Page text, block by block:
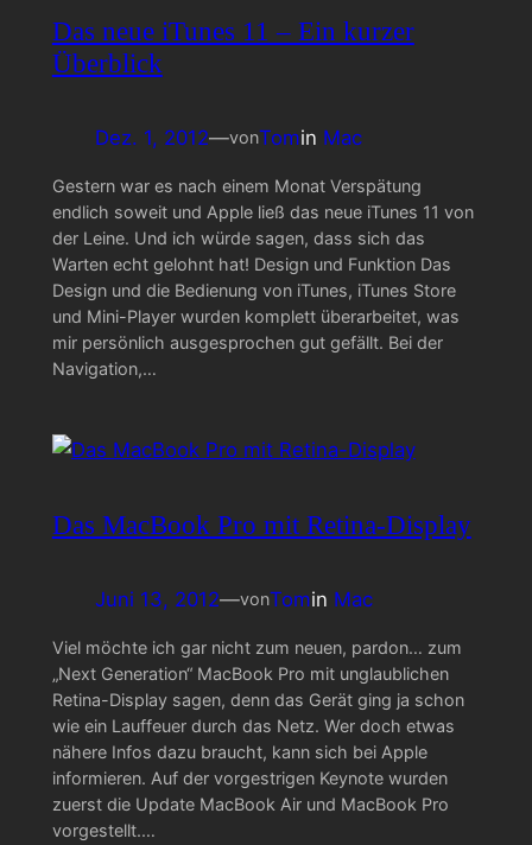
Das neue iTunes 11 – Ein kurzer
Überblick
Dez. 1, 2012—vonTomin Mac
Gestern war es nach einem Monat Verspätung
endlich soweit und Apple ließ das neue iTunes 11 von
der Leine. Und ich würde sagen, dass sich das
Warten echt gelohnt hat! Design und Funktion Das
Design und die Bedienung von iTunes, iTunes Store
und Mini-Player wurden komplett überarbeitet, was
mir persönlich ausgesprochen gut gefällt. Bei der
Navigation,…
Das MacBook Pro mit Retina-Display
Juni 13, 2012—vonTomin Mac
Viel möchte ich gar nicht zum neuen, pardon… zum
„Next Generation“ MacBook Pro mit unglaublichen
Retina-Display sagen, denn das Gerät ging ja schon
wie ein Lauffeuer durch das Netz. Wer doch etwas
nähere Infos dazu braucht, kann sich bei Apple
informieren. Auf der vorgestrigen Keynote wurden
zuerst die Update MacBook Air und MacBook Pro
vorgestellt.…